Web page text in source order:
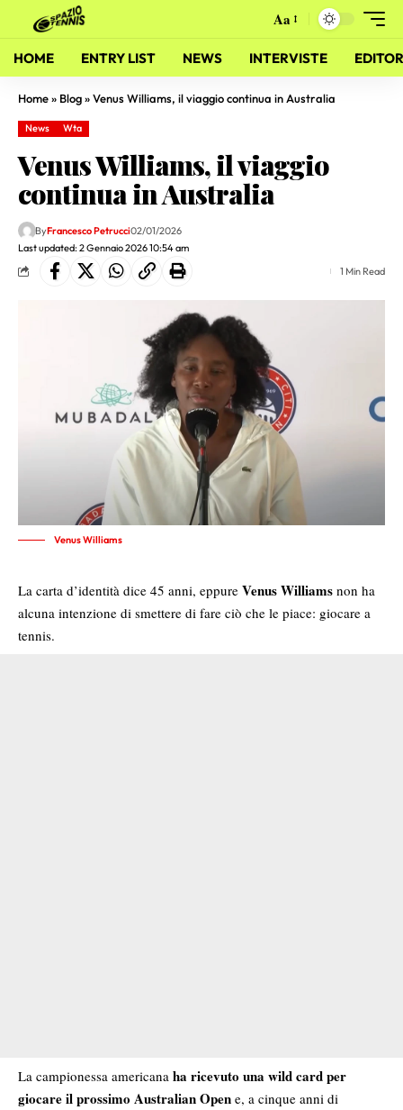
Aa
HOME ENTRY LIST NEWS INTERVISTE
Home» Blog»Venus Williams, il viaggio continua in Australia
News Wta
Venus Williams, il viaggio
continua in Australia
Last updated: 2 Gennaio 2026 10:54 am
ByFrancesco Petrucci02/01/2026
1 Min Read
Venus Williams
La carta d’identità dice 45 anni, eppure Venus Williams non ha
alcuna intenzione di smettere di fare ciò che le piace: giocare a
tennis.
La campionessa americana ha ricevuto una wild card per
giocare il prossimo Australian Open e, a cinque anni di